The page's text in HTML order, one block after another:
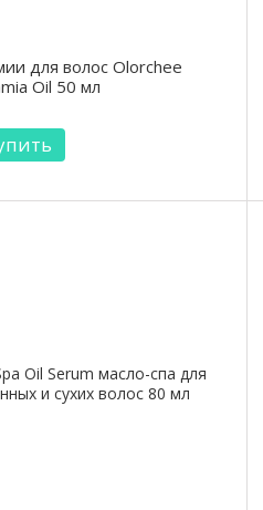
для волос Olorchee
Oil 50 мл